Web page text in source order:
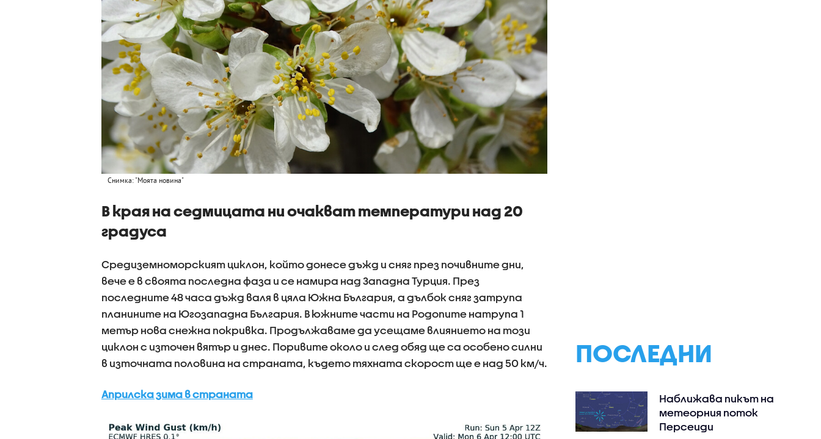
Снимка: "Моята новина"
В края на седмицата ни очакват температури над 20
градуса
Средиземноморският циклон, който донесе дъжд и сняг през почивните дни,
вече е в своята последна фаза и се намира над Западна Турция. През
последните 48 часа дъжд валя в цяла Южна България, а дълбок сняг затрупа
планините на Югозападна България. В южните части на Родопите натрупа 1
метър нова снежна покривка. Продължаваме да усещаме влиянието на този
циклон с източен вятър и днес. Поривите около и след обяд ще са особено силни
в източната половина на страната, където тяхната скорост ще е над 50 км/ч.
Априлска зима в страната
ПОСЛЕДНИ
Наближава пикът на
метеорния поток
Персеиди